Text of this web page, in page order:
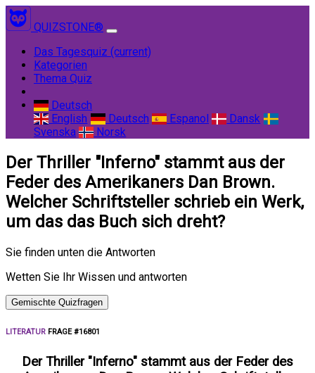
QUIZSTONE®
Das Tagesquiz (current)
Kategorien
Thema Quiz
Deutsch
English
Deutsch Espanol
Dansk
Svenska
Norsk
Der Thriller "Inferno" stammt aus der
Feder des Amerikaners Dan Brown.
Welcher Schriftsteller schrieb ein Werk,
um das das Buch sich dreht?
Sie finden unten die Antworten
Wetten Sie Ihr Wissen und antworten
Gemischte Quizfragen
LITERATUR FRAGE #16801
Der Thriller "Inferno" stammt aus der Feder des